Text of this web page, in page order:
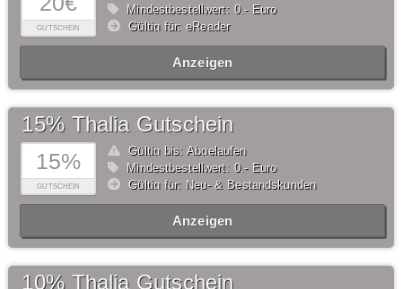
GUTSCHEIN
Mindestbestellwert: 0,- Euro
Gültig für: eReader
Anzeigen
15%
GUTSCHEIN
15% Thalia Gutschein
Gültig bis: Abgelaufen
Mindestbestellwert: 0,- Euro
Gültig für: Neu- & Bestandskunden
Anzeigen
10% Thalia Gutschein